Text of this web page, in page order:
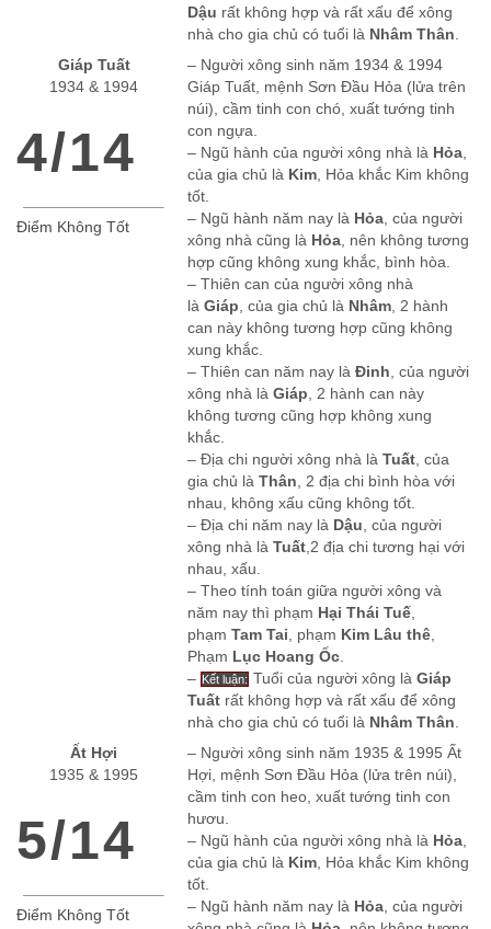
Dậu rất không hợp và rất xấu để xông
nhà cho gia chủ có tuổi là Nhâm Thân
Giáp Tuất
1934 & 1994
4/14
Điểm Không Tốt
– Người xông sinh năm 1934 & 1994
Giáp Tuất, mệnh Sơn Đầu Hỏa (lửa trên
núi), cầm tinh con chó, xuất tướng tinh
con ngựa.
– Ngũ hành của người xông nhà là Hỏa
của gia chủ là Kim , Hỏa khắc Kim không
tốt.
– Ngũ hành năm nay là Hỏa , của người
xông nhà cũng là Hỏa , nên không tương
hợp cũng không xung khắc, bình hòa.
– Thiên can của người xông nhà
là Giáp , của gia chủ là Nhâm , 2 hành
can này không tương hợp cũng không
xung khắc.
– Thiên can năm nay là Đinh , của người
xông nhà là Giáp , 2 hành can này
không tương cũng hợp không xung
khắc.
– Địa chi người xông nhà là Tuất , của
gia chủ là Thân , 2 địa chi bình hòa với
nhau, không xấu cũng không tốt.
– Địa chi năm nay là Dậu , của người
xông nhà là Tuất ,2 địa chi tương hại với
nhau, xấu.
– Theo tính toán giữa người xông và
năm nay thì phạm Hại Thái Tuế
phạm Tam Tai , phạm Kim Lâu thê
Phạm Lục Hoang Ốc
– Kết luận: Tuổi của người xông là Giáp
Tuất rất không hợp và rất xấu để xông
nhà cho gia chủ có tuổi là Nhâm Thân
Ất Hợi
1935 & 1995
5/14
Điểm Không Tốt
– Người xông sinh năm 1935 & 1995 Ất
Hợi, mệnh Sơn Đầu Hỏa (lửa trên núi),
cầm tinh con heo, xuất tướng tinh con
hươu.
– Ngũ hành của người xông nhà là Hỏa
của gia chủ là Kim , Hỏa khắc Kim không
tốt.
– Ngũ hành năm nay là Hỏa , của người